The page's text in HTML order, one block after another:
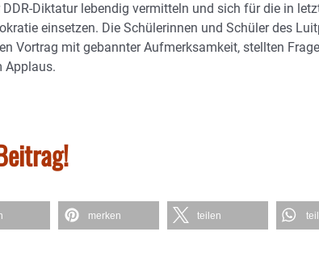
Diktatur lebendig vermitteln und sich für die in
einsetzen. Die Schülerinnen und Schüler des
Vortrag mit gebannter Aufmerksamkeit, stellten
Applaus.
merken teilen